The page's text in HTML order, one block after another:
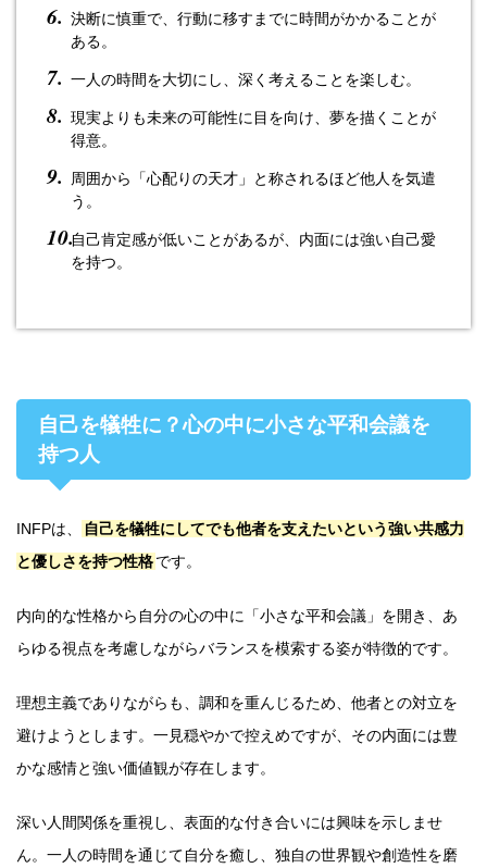
決断に慎重で、行動に移すまでに時間がかかることが
ある。
一人の時間を大切にし、深く考えることを楽しむ。
現実よりも未来の可能性に目を向け、夢を描くことが
得意。
周囲から「心配りの天才」と称されるほど他人を気遣
う。
自己肯定感が低いことがあるが、内面には強い自己愛
を持つ。
自己を犠牲に？心の中に小さな平和会議を
持つ人
INFPは、
自己を犠牲にしてでも他者を支えたいという強い共感力
と優しさを持つ性格です。
内向的な性格から自分の心の中に「小さな平和会議」を開き、あ
らゆる視点を考慮しながらバランスを模索する姿が特徴的です。
理想主義でありながらも、調和を重んじるため、他者との対立を
避けようとします。一見穏やかで控えめですが、その内面には豊
かな感情と強い価値観が存在します。
深い人間関係を重視し、表面的な付き合いには興味を示しませ
ん。一人の時間を通じて自分を癒し、独自の世界観や創造性を磨